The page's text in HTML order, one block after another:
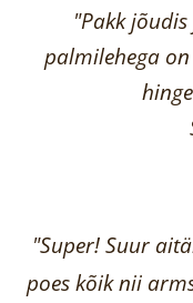
"Pakk
palmilehega
"Super! Suur
poes kõik nii